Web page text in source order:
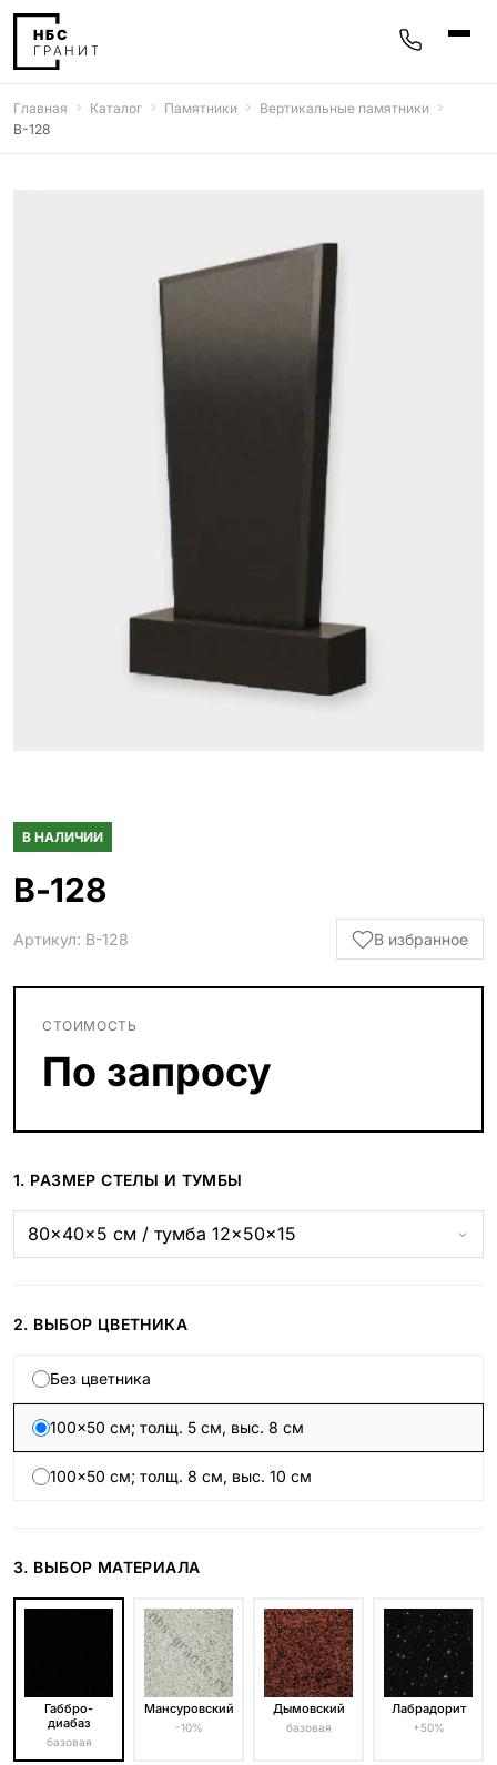
Фотокерамика
Надгробные плиты
Благоустройство
Гранитные ограды
Металлические ограды
50 моделей
7 моделей
Наши работы
145 моделей
Главная Каталог Памятники
Вертикальные памятники
В-128
В НАЛИЧИИ
В-128
Артикул: В-128 В избранное
СТОИМОСТЬ
По запросу
1. РАЗМЕР СТЕЛЫ И ТУМБЫ
2. ВЫБОР ЦВЕТНИКА
Без цветника
100×50 см; толщ. 5 см, выс. 8 см
100×50 см; толщ. 8 см, выс. 10 см
3. ВЫБОР МАТЕРИАЛА
Габбро-
диабаз
базовая
Мансуровский
-10%
Дымовский
базовая
Лабрадорит
+50%